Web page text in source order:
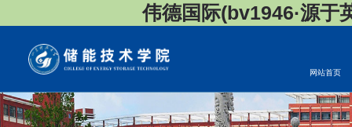
伟德国际(bv1946·源
网站首页